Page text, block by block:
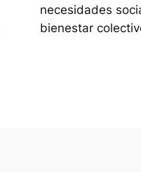
necesidades
bienestar